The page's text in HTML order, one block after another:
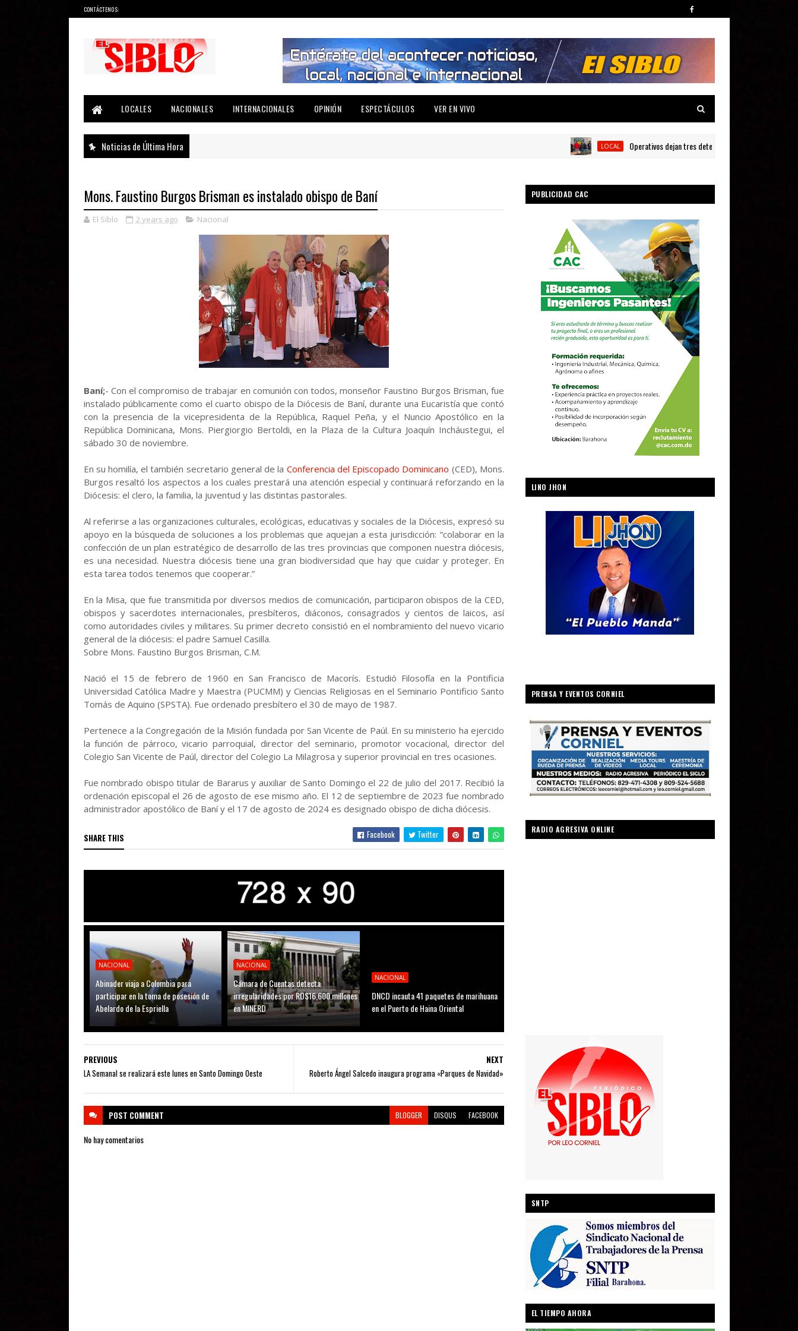
CONTÁCTENOS:
LOCALES
NACIONALES INTERNACIONALES OPINIÓN ESPECTÁCULOS VER EN VIVO
Noticias de Última Hora LOCAL Operativos dejan tres detenidos y siete armas ocupadas en
Mons. Faustino Burgos Brisman es instalado obispo de Baní
El Siblo 2 years ago Nacional
Baní;- Con el compromiso de trabajar en comunión con todos, monseñor Faustino Burgos Brisman, fue
instalado públicamente como el cuarto obispo de la Diócesis de Baní, durante una Eucaristía que contó
con la presencia de la vicepresidenta de la República, Raquel Peña, y el Nuncio Apostólico en la
República Dominicana, Mons. Piergiorgio Bertoldi, en la Plaza de la Cultura Joaquín Incháustegui, el
sábado 30 de noviembre.
En su homilía, el también secretario general de la Conferencia del Episcopado Dominicano (CED), Mons.
Burgos resaltó los aspectos a los cuales prestará una atención especial y continuará reforzando en la
Diócesis: el clero, la familia, la juventud y las distintas pastorales.
Al referirse a las organizaciones culturales, ecológicas, educativas y sociales de la Diócesis, expresó su
apoyo en la búsqueda de soluciones a los problemas que aquejan a esta jurisdicción: “colaborar en la
confección de un plan estratégico de desarrollo de las tres provincias que componen nuestra diócesis,
es una necesidad. Nuestra diócesis tiene una gran biodiversidad que hay que cuidar y proteger. En
esta tarea todos tenemos que cooperar.”
En la Misa, que fue transmitida por diversos medios de comunicación, participaron obispos de la CED,
obispos y sacerdotes internacionales, presbíteros, diáconos, consagrados y cientos de laicos, así
como autoridades civiles y militares. Su primer decreto consistió en el nombramiento del nuevo vicario
general de la diócesis: el padre Samuel Casilla.
Sobre Mons. Faustino Burgos Brisman, C.M.
Nació el 15 de febrero de 1960 en San Francisco de Macorís. Estudió Filosofía en la Pontificia
Universidad Católica Madre y Maestra (PUCMM) y Ciencias Religiosas en el Seminario Pontificio Santo
Tomás de Aquino (SPSTA). Fue ordenado presbítero el 30 de mayo de 1987.
Pertenece a la Congregación de la Misión fundada por San Vicente de Paúl. En su ministerio ha ejercido
la función de párroco, vicario parroquial, director del seminario, promotor vocacional, director del
Colegio San Vicente de Paúl, director del Colegio La Milagrosa y superior provincial en tres ocasiones.
Fue nombrado obispo titular de Bararus y auxiliar de Santo Domingo el 22 de julio del 2017. Recibió la
ordenación episcopal el 26 de agosto de ese mismo año. El 12 de septiembre de 2023 fue nombrado
administrador apostólico de Baní y el 17 de agosto de 2024 es designado obispo de dicha diócesis.
SHARE THIS Facebook Twitter
NACIONAL
Abinader viaja a Colombia para
participar en la toma de posesión de
Abelardo de la Espriella
NACIONAL
Cámara de Cuentas detecta
irregularidades por RD$16,600 millones
en MINERD
NACIONAL
DNCD incauta 41 paquetes de marihuana
en el Puerto de Haina Oriental
NEXT
Roberto Ángel Salcedo inaugura programa «Parques de Navidad»
PREVIOUS
LA Semanal se realizará este lunes en Santo Domingo Oeste
POST COMMENT BLOGGER DISQUS FACEBOOK
No hay comentarios
PUBLICIDAD CAC
LINO JHON
PRENSA Y EVENTOS CORNIEL
RADIO AGRESIVA ONLINE
SNTP
EL TIEMPO AHORA